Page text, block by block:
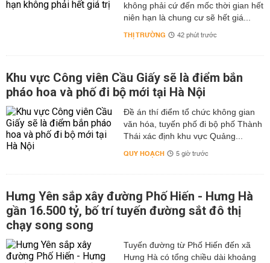
không phải cứ đến mốc thời gian hết
niên hạn là chung cư sẽ hết giá...
THỊ TRƯỜNG 42 phút trước
Khu vực Công viên Cầu Giấy sẽ là điểm bắn
pháo hoa và phố đi bộ mới tại Hà Nội
Đề án thí điểm tổ chức không gian
văn hóa, tuyến phố đi bộ phố Thành
Thái xác định khu vực Quảng...
QUY HOẠCH 5 giờ trước
Hưng Yên sắp xây đường Phố Hiến - Hưng Hà
gần 16.500 tỷ, bố trí tuyến đường sắt đô thị
chạy song song
Tuyến đường từ Phố Hiến đến xã
Hưng Hà có tổng chiều dài khoảng